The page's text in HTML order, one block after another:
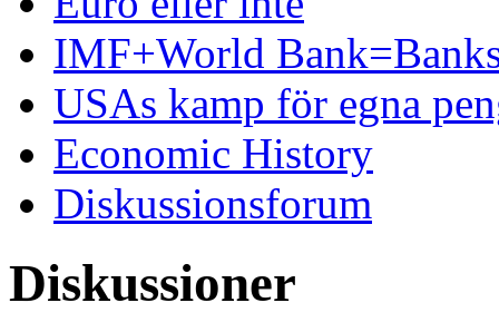
IMF+World
USAs kamp för egna
Economic History
Diskussionsforum
Diskussioner